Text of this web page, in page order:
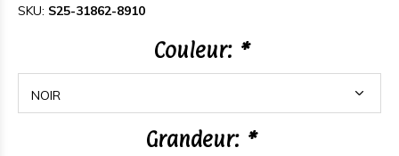
SKU: S25-31862-8910
Couleur: *
Grandeur: *